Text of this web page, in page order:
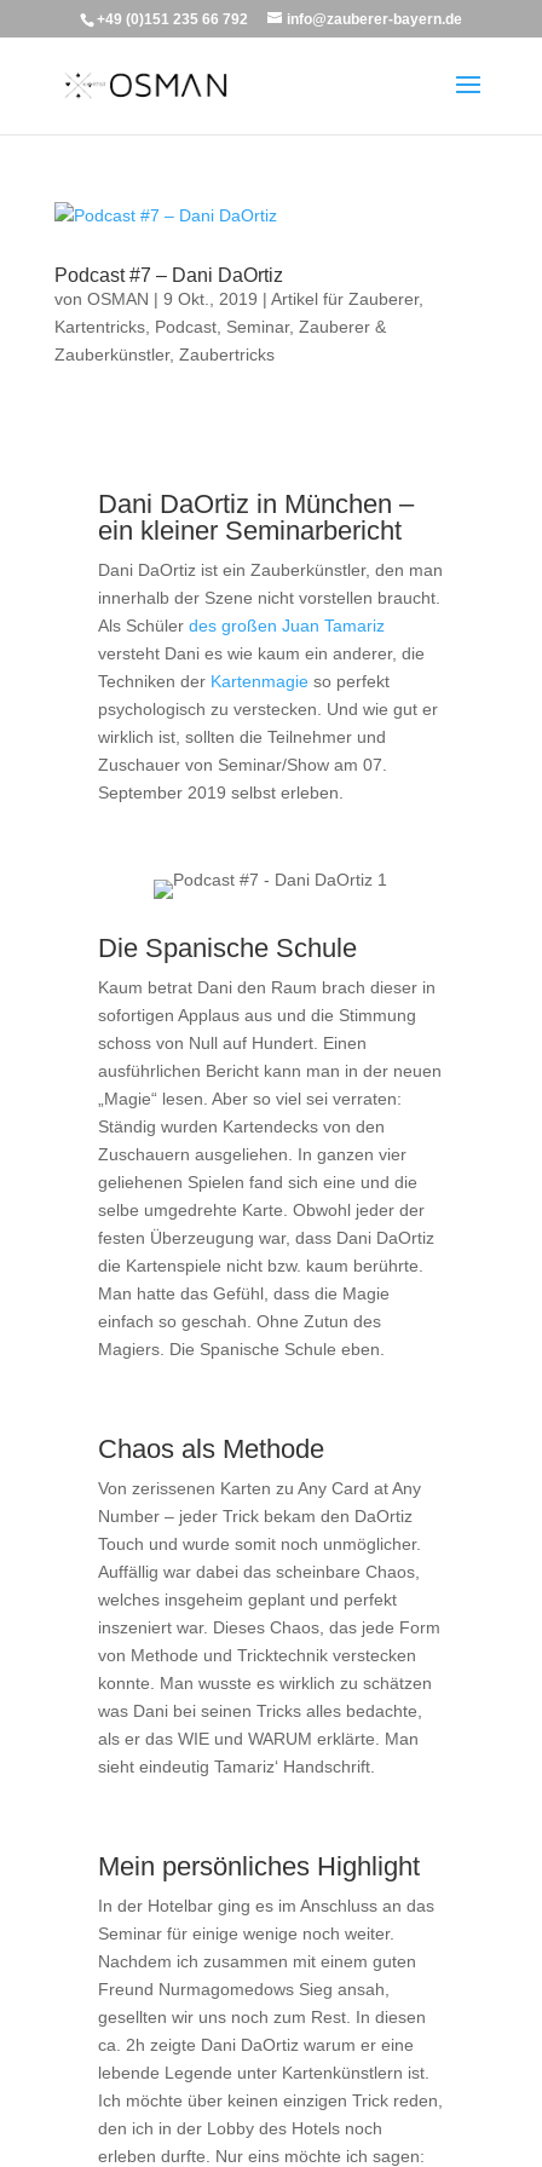
+49 (0)151 235 66 792 info@zauberer-bayern.de
Podcast #7 – Dani DaOrtiz
von OSMAN | 9 Okt., 2019 | Artikel für Zauberer,
Kartentricks, Podcast, Seminar, Zauberer &
Zauberkünstler, Zaubertricks
Dani DaOrtiz in München –
ein kleiner Seminarbericht
Dani DaOrtiz ist ein Zauberkünstler, den man
innerhalb der Szene nicht vorstellen braucht.
Als Schüler des großen Juan Tamariz
versteht Dani es wie kaum ein anderer, die
Techniken der Kartenmagieso perfekt
psychologisch zu verstecken. Und wie gut er
wirklich ist, sollten die Teilnehmer und
Zuschauer von Seminar/Show am 07.
September 2019 selbst erleben.
Die Spanische Schule
Kaum betrat Dani den Raum brach dieser in
sofortigen Applaus aus und die Stimmung
schoss von Null auf Hundert. Einen
ausführlichen Bericht kann man in der neuen
„Magie“ lesen. Aber so viel sei verraten:
Ständig wurden Kartendecks von den
Zuschauern ausgeliehen. In ganzen vier
geliehenen Spielen fand sich eine und die
selbe umgedrehte Karte. Obwohl jeder der
festen Überzeugung war, dass Dani DaOrtiz
die Kartenspiele nicht bzw. kaum berührte.
Man hatte das Gefühl, dass die Magie
einfach so geschah. Ohne Zutun des
Magiers. Die Spanische Schule eben.
Chaos als Methode
Von zerissenen Karten zu Any Card at Any
Number – jeder Trick bekam den DaOrtiz
Touch und wurde somit noch unmöglicher.
Auffällig war dabei das scheinbare Chaos,
welches insgeheim geplant und perfekt
inszeniert war. Dieses Chaos, das jede Form
von Methode und Tricktechnik verstecken
konnte. Man wusste es wirklich zu schätzen
was Dani bei seinen Tricks alles bedachte,
als er das WIE und WARUM erklärte. Man
sieht eindeutig Tamariz‘ Handschrift.
Mein persönliches Highlight
In der Hotelbar ging es im Anschluss an das
Seminar für einige wenige noch weiter.
Nachdem ich zusammen mit einem guten
Freund Nurmagomedows Sieg ansah,
gesellten wir uns noch zum Rest. In diesen
ca. 2h zeigte Dani DaOrtiz warum er eine
lebende Legende unter Kartenkünstlern ist.
Ich möchte über keinen einzigen Trick reden,
den ich in der Lobby des Hotels noch
erleben durfte. Nur eins möchte ich sagen: